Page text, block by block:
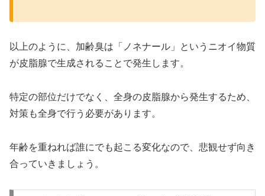
以上のように、加齢臭は「ノネナール」というニオイ物質
が皮脂腺で生成されることで発生します。
特定の部位だけでなく、全身の皮脂腺から発生するため、
対策も全身で行う必要があります。
年齢を重ねれば誰にでも起こる変化なので、悲観せず向き
合っていきましょう。